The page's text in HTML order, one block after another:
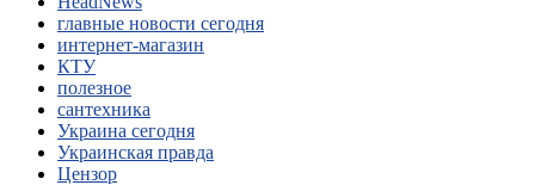
главные новости сегодня
интернет-магазин
КТУ
полезное
сантехника
Украина сегодня
Украинская правда
Цензор